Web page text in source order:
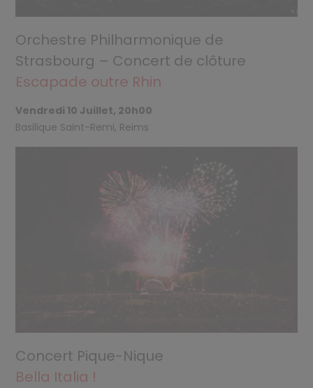
Orchestre Philharmonique de
Strasbourg – Concert de clôture
Escapade outre Rhin
Vendredi 10 Juillet, 20h00
Basilique Saint-Remi, Reims
Concert Pique-Nique
Bella Italia !